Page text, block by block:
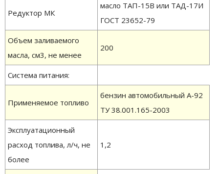
Редуктор МК
масло ТАП-15В или ТАД-17И
ГОСТ 23652-79
Объем заливаемого
масла, см3, не менее
200
Система питания:
Применяемое топливо
бензин автомобильный А-92
ТУ 38.001.165-2003
Эксплуатационный
расход топлива, л/ч, не
более
1,2